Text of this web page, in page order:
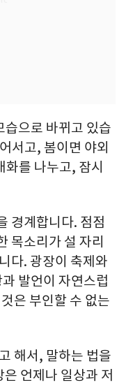
습으로 바뀌고 있습
서고, 봄이면 야외
를 나누고, 잠시
경계합니다. 점점
목소리가 설 자리
다. 광장이 축제와
발언이 자연스럽
은 부인할 수 없는
해서, 말하는 법을
언제나 일상과 저